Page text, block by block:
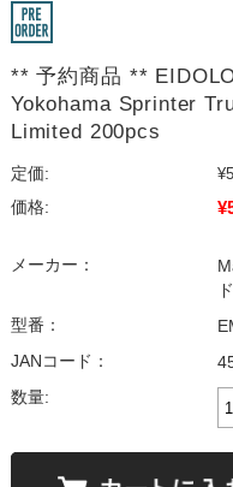
** 予約商品 **
Yokohama Sprinter
Limited 200pcs
定価:
価格:
メーカー：
型番：
JANコード：
数量: